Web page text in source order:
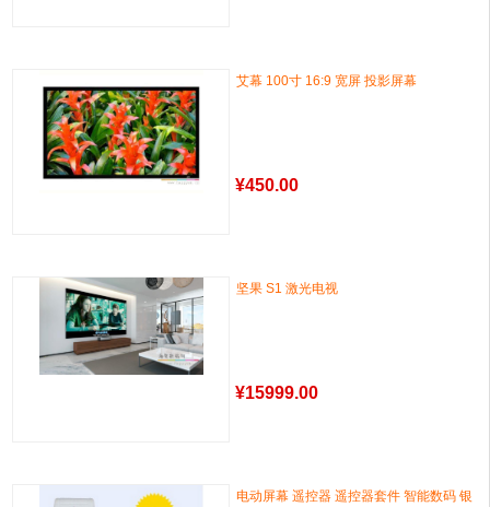
艾幕 100寸 16:9 宽屏 投影屏幕
¥450.00
坚果 S1 激光电视
¥15999.00
电动屏幕 遥控器 遥控器套件 智能数码 银